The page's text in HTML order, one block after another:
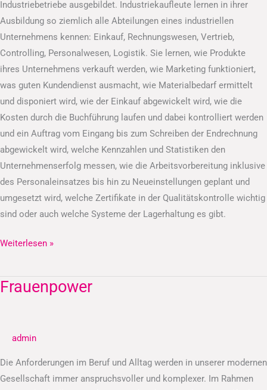
Industriebetriebe ausgebildet. Industriekaufleute lernen in ihrer
Ausbildung so ziemlich alle Abteilungen eines industriellen
Unternehmens kennen: Einkauf, Rechnungswesen, Vertrieb,
Controlling, Personalwesen, Logistik. Sie lernen, wie Produkte
ihres Unternehmens verkauft werden, wie Marketing funktioniert,
was guten Kundendienst ausmacht, wie Materialbedarf ermittelt
und disponiert wird, wie der Einkauf abgewickelt wird, wie die
Kosten durch die Buchführung laufen und dabei kontrolliert werden
und ein Auftrag vom Eingang bis zum Schreiben der Endrechnung
abgewickelt wird, welche Kennzahlen und Statistiken den
Unternehmenserfolg messen, wie die Arbeitsvorbereitung inklusive
des Personaleinsatzes bis hin zu Neueinstellungen geplant und
umgesetzt wird, welche Zertifikate in der Qualitätskontrolle wichtig
sind oder auch welche Systeme der Lagerhaltung es gibt.
Weiterlesen »
Frauenpower
admin
Die Anforderungen im Beruf und Alltag werden in unserer modernen
Gesellschaft immer anspruchsvoller und komplexer. Im Rahmen
Frauenpower